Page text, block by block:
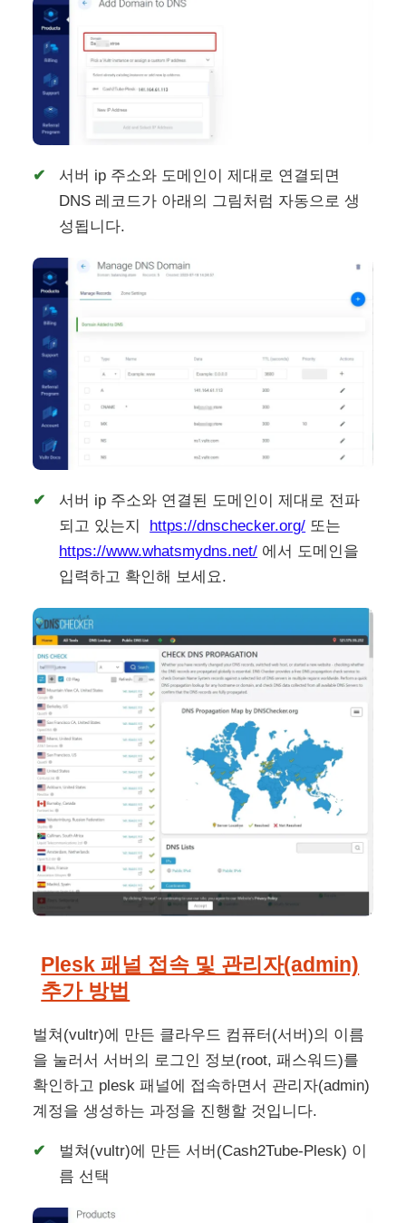
서버 ip 주소와 도메인이 제대로 연결되면
DNS 레코드가 아래의 그림처럼 자동으로 생
성됩니다.
서버 ip 주소와 연결된 도메인이 제대로 전파
되고 있는지 https://dnschecker.org/ 또는
https://www.whatsmydns.net/ 에서 도메인을
입력하고 확인해 보세요.
Plesk 패널 접속 및 관리자(admin)
추가 방법
벌쳐(vultr)에 만든 클라우드 컴퓨터(서버)의 이름
을 눌러서 서버의 로그인 정보(root, 패스워드)를
확인하고 plesk 패널에 접속하면서 관리자(admin)
계정을 생성하는 과정을 진행할 것입니다.
벌쳐(vultr)에 만든 서버(Cash2Tube-Plesk) 이
름 선택